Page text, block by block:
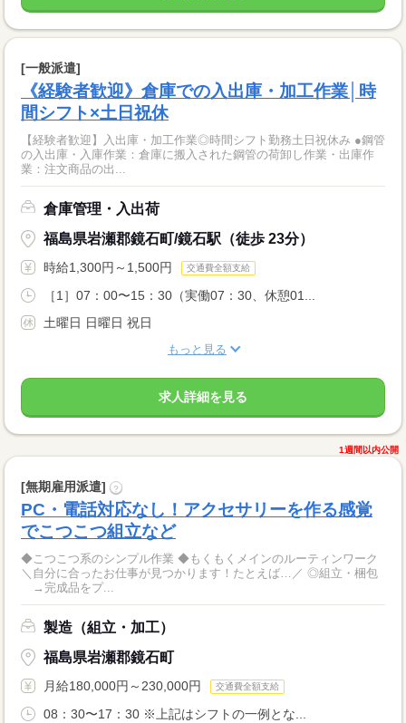
[一般派遣]
《経験者歓迎》倉庫での入出庫・加工作業│時
間シフト×土日祝休
【経験者歓迎】入出庫・加工作業◎時間シフト勤務土日祝休み ●鋼管
の入出庫・入庫作業：倉庫に搬入された鋼管の荷卸し作業・出庫作
業：注文商品の出...
倉庫管理・入出荷
福島県岩瀬郡鏡石町/鏡石駅（徒歩 23分）
時給1,300円～1,500円 交通費全額支給
［1］07：00〜15：30（実働07：30、休憩01...
土曜日 日曜日 祝日
もっと見る
求人詳細を見る
1週間以内公開
[無期雇用派遣] ?
PC・電話対応なし！アクセサリーを作る感覚
でこつこつ組立など
◆こつこつ系のシンプル作業 ◆もくもくメインのルーティンワーク
＼自分に合ったお仕事が見つかります！たとえば…／ ◎組立・梱包
→完成品をプ...
製造（組立・加工）
福島県岩瀬郡鏡石町
月給180,000円～230,000円 交通費全額支給
08：30〜17：30 ※上記はシフトの一例とな...